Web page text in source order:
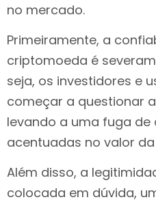
no mercado.
Primeiramente, a
criptomoeda é
seja, os investidores e
começar a questionar
levando a uma fuga de
acentuadas no valor
Além disso, a
colocada em dúvida,